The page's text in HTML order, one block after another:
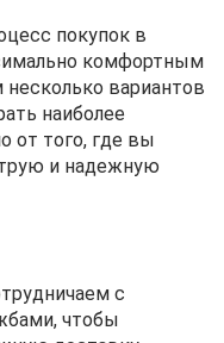
покупок в
комфортным
вариантов
наиболее
от того, где вы
и надежную
с
чтобы